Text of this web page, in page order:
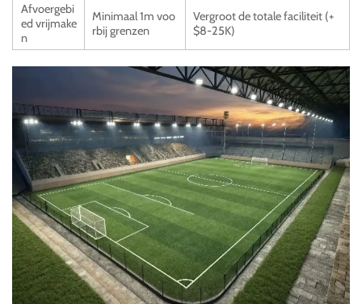
Afvoergebi
ed vrijmake
n
Minimaal 1m voo
rbij grenzen
Vergroot de totale faciliteit (+
$8-25K)